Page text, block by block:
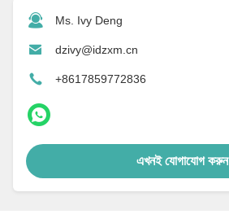
Ms. Ivy Deng
dzivy@idzxm.cn
+8617859772836
এখনই যোগাযোগ করুন